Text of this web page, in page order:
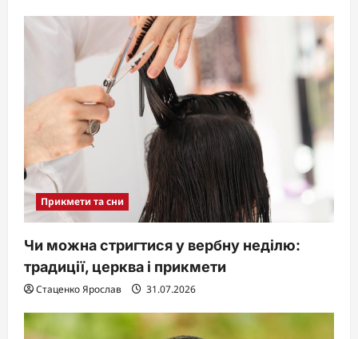
Прикмети та сни
Чи можна стригтися у вербну неділю:
традиції, церква і прикмети
Стаценко Ярослав 31.07.2026